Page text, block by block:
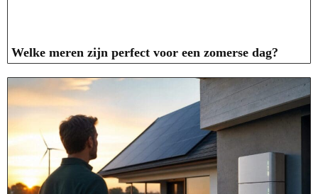
Welke meren zijn perfect voor een zomerse dag?